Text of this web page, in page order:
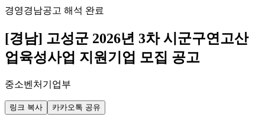
경영경남공고 해석 완료
[경남] 고성군 2026년 3차 시군구연고산
업육성사업 지원기업 모집 공고
중소벤처기업부
링크 복사 카카오톡 공유